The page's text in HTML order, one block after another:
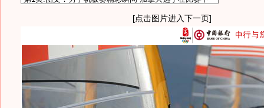
[点击图片进入下一页]